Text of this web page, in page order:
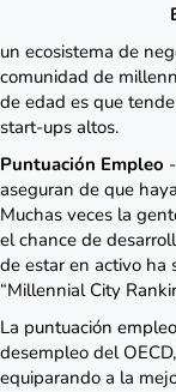
un ecosistema de
comunidad de
de edad es que
start-ups altos.
Puntuación Empleo
aseguran de que
Muchas veces la
el chance de
de estar en activo ha
“Millennial City
La puntuación
desempleo del
equiparando a la